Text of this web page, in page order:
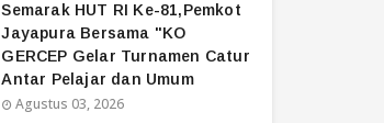
Semarak HUT RI Ke-81,Pemkot
Jayapura Bersama "KO
GERCEP Gelar Turnamen Catur
Antar Pelajar dan Umum
Agustus 03, 2026